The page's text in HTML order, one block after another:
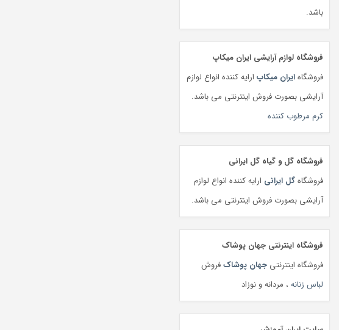
باشد.
فروشگاه لوازم آرایشی ایران میکاپ
فروشگاهایران میکاپ ارایه کننده انواع لوازم
آرایشی بصورت فروش اینترنتی می باشد.
کرم مرطوب کننده
فروشگاه گل و گیاه گل ایرانی
فروشگاهگل ایرانی ارایه کننده انواع لوازم
آرایشی بصورت فروش اینترنتی می باشد.
فروشگاه اینترنتی جهان پوشاک
فروشگاه اینترنتی جهان پوشاکفروش
لباس زنانه ، مردانه و نوزاد